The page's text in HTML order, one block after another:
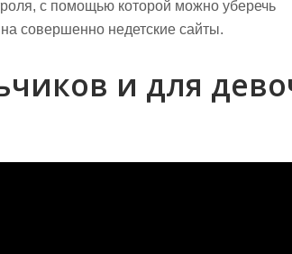
с помощью которой можно уберечь
совершенно недетские сайты.
и для